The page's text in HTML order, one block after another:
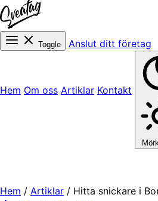
Toggle Anslut ditt företag
Hem Om oss Artiklar Kontakt
Hem / Artiklar / Hitta snickare i